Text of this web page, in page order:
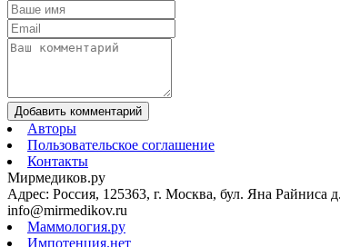
Добавить комментарий
Авторы
Пользовательское соглашение
Контакты
Мирмедиков.ру
Адрес: Россия, 125363, г. Москва, бул. Яна Райниса
info@mirmedikov.ru
Маммология.ру
Импотенция.нет